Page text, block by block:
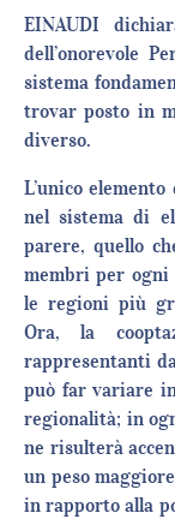
EINAUDI
dell’onorevole
sistema
trovar posto in
diverso.
L’unico
nel sistema di
parere, quello
membri per ogni
le regioni più
Ora, la
rappresentanti
può far variare
regionalità; in
ne risulterà
un peso
in rapporto alla